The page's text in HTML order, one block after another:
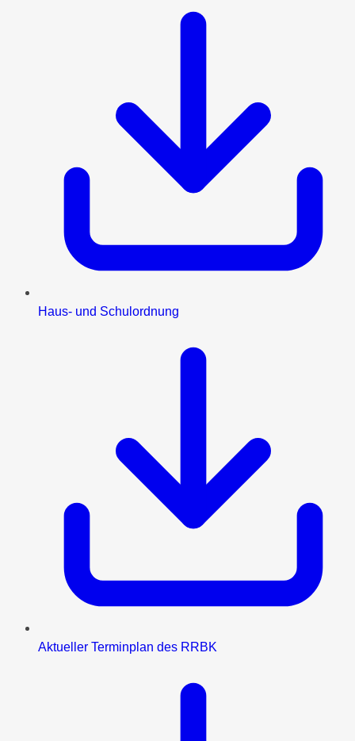
Haus- und Schulordnung
Aktueller Terminplan des RRBK